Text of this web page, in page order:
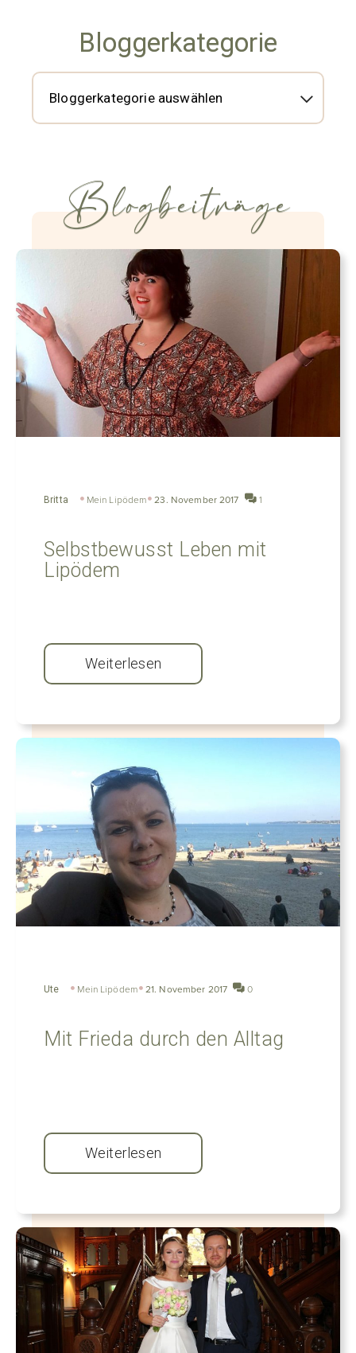
Bloggerkategorie
Blogbeiträge
Britta Mein Lipödem 23. November 2017 1
Selbstbewusst Leben mit
Lipödem
Weiterlesen
Ute Mein Lipödem 21. November 2017 0
Mit Frieda durch den Alltag
Weiterlesen